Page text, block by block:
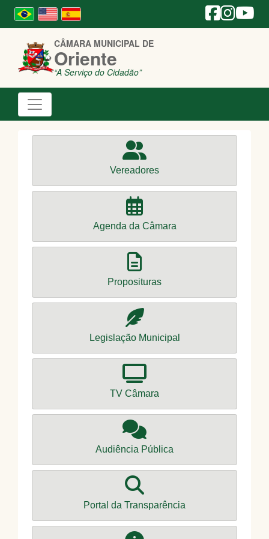
CÂMARA MUNICIPAL DE
Oriente
“A Serviço do Cidadão”
Vereadores
Agenda da Câmara
Proposituras
Legislação Municipal
TV Câmara
Audiência Pública
Portal da Transparência